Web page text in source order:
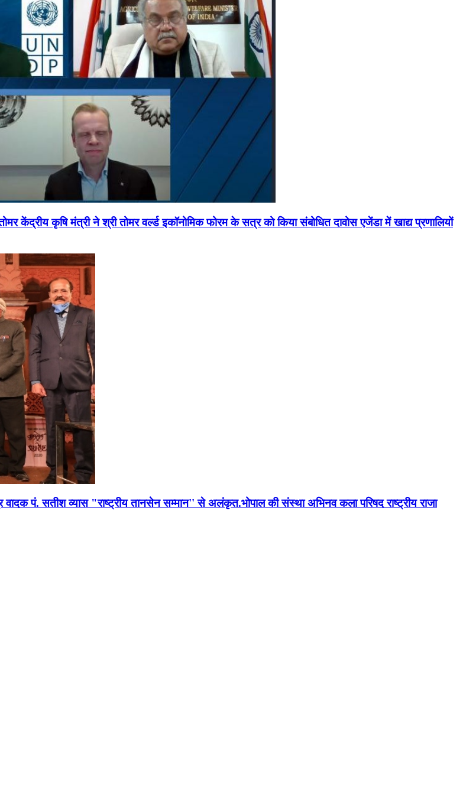
केंद्रीय कृषि मंत्री ने श्री तोमर वर्ल्ड इकॉनोमिक फोरम के सत्र को किया संबोधित दावोस एजेंडा में खाद्य प्रणालियों
वादक पं. सतीश व्यास "राष्ट्रीय तानसेन सम्मान'' से अलंकृत.भोपाल की संस्था अभिनव कला परिषद राष्ट्रीय राजा